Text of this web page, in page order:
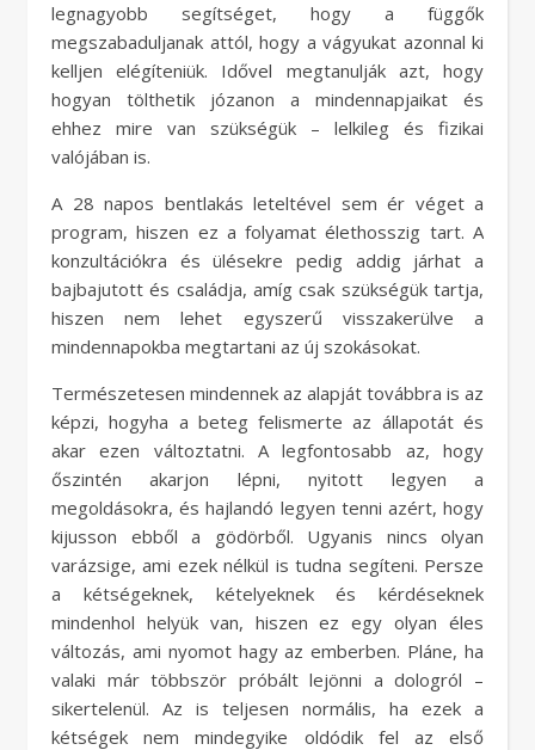
legnagyobb segítséget, hogy a függők
megszabaduljanak attól, hogy a vágyukat azonnal ki
kelljen elégíteniük. Idővel megtanulják azt, hogy
hogyan tölthetik józanon a mindennapjaikat és
ehhez mire van szükségük – lelkileg és fizikai
valójában is.
A 28 napos bentlakás leteltével sem ér véget a
program, hiszen ez a folyamat élethosszig tart. A
konzultációkra és ülésekre pedig addig járhat a
bajbajutott és családja, amíg csak szükségük tartja,
hiszen nem lehet egyszerű visszakerülve a
mindennapokba megtartani az új szokásokat.
Természetesen mindennek az alapját továbbra is az
képzi, hogyha a beteg felismerte az állapotát és
akar ezen változtatni. A legfontosabb az, hogy
őszintén akarjon lépni, nyitott legyen a
megoldásokra, és hajlandó legyen tenni azért, hogy
kijusson ebből a gödörből. Ugyanis nincs olyan
varázsige, ami ezek nélkül is tudna segíteni. Persze
a kétségeknek, kételyeknek és kérdéseknek
mindenhol helyük van, hiszen ez egy olyan éles
változás, ami nyomot hagy az emberben. Pláne, ha
valaki már többször próbált lejönni a dologról –
sikertelenül. Az is teljesen normális, ha ezek a
kétségek nem mindegyike oldódik fel az első